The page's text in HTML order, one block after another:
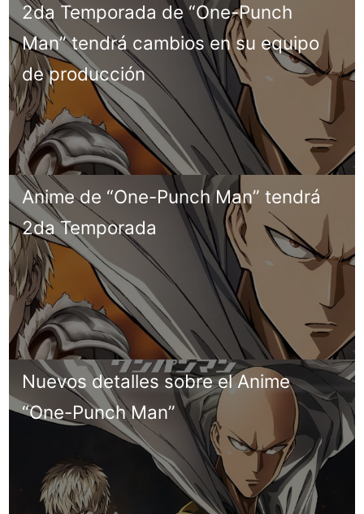
2da Temporada de “One-Punch
Man” tendrá cambios en su equipo
de producción
Anime de “One-Punch Man” tendrá
2da Temporada
Nuevos detalles sobre el Anime
“One-Punch Man”